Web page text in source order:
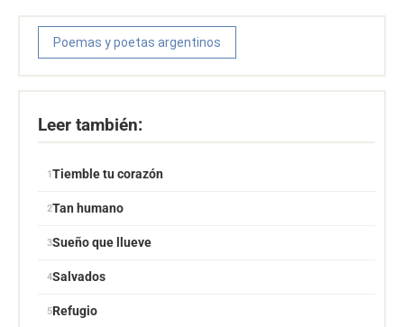
Poemas y poetas argentinos
Leer también:
Tiemble tu corazón
Tan humano
Sueño que llueve
Salvados
Refugio